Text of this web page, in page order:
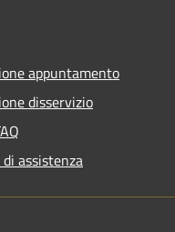
appuntamento
disservizio
assistenza